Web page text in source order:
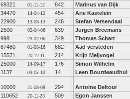
69321 01-11-12 842 Marinus van Dijk
34470 14-04-12 454 Arie Kastelein
22900 13-08-13 248 Stefan Versendaal
2500 02-04-06 639 Jurgen Breemans
998 23-02-06 349 Thomas Schart
87480 01-08-16 682 Aad versteden
15571 20-12-11 214 Krijn Meijvogel
25000 14-09-17 176 Simon Wilhelm
1137 03-07-12 14 Leen Bourdeaudhui
10000 21-08-08 294 Antoine Deltour
110652 20-11-23 509 Egon Janssen